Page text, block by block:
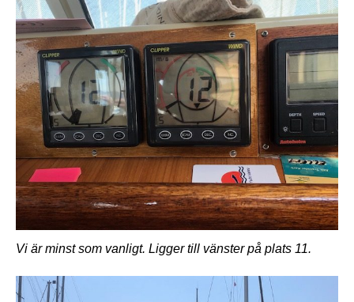
Vi är minst som vanligt. Ligger till vänster på plats 11.